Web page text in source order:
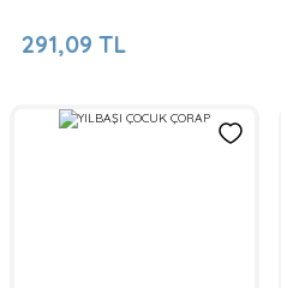
291,09 TL